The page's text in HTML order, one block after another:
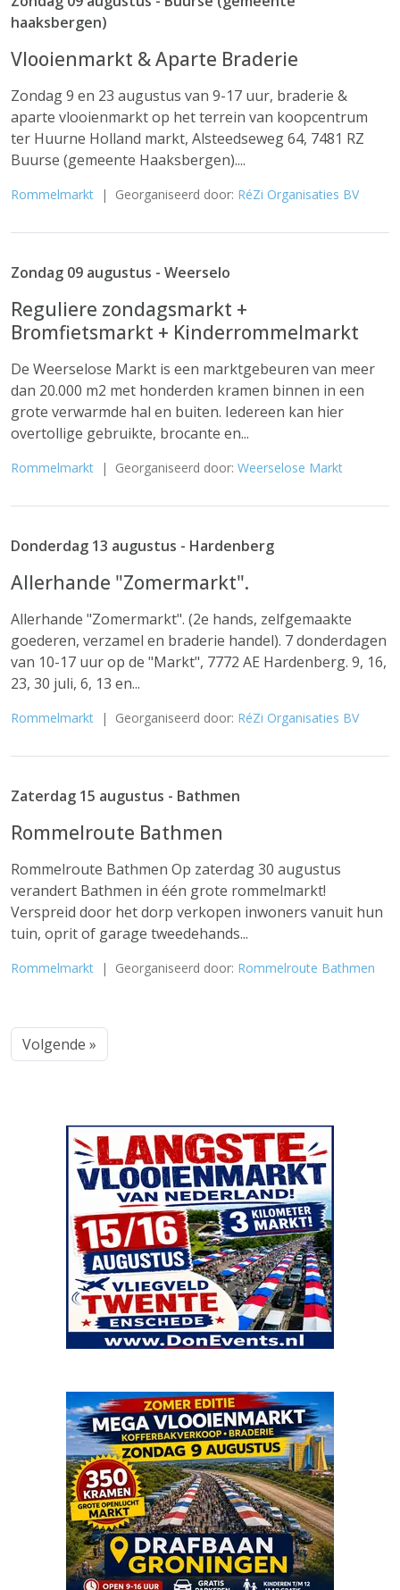
haaksbergen)
Vlooienmarkt & Aparte Braderie
Zondag 9 en 23 augustus van 9-17 uur, braderie &
aparte vlooienmarkt op het terrein van koopcentrum
ter Huurne Holland markt, Alsteedseweg 64, 7481 RZ
Buurse (gemeente Haaksbergen)....
Rommelmarkt | Georganiseerd door: RéZi Organisaties BV
Zondag 09 augustus - Weerselo
Reguliere zondagsmarkt +
Bromfietsmarkt + Kinderrommelmarkt
De Weerselose Markt is een marktgebeuren van meer
dan 20.000 m2 met honderden kramen binnen in een
grote verwarmde hal en buiten. Iedereen kan hier
overtollige gebruikte, brocante en...
Rommelmarkt | Georganiseerd door: Weerselose Markt
Donderdag 13 augustus - Hardenberg
Allerhande "Zomermarkt".
Allerhande "Zomermarkt". (2e hands, zelfgemaakte
goederen, verzamel en braderie handel). 7 donderdagen
van 10-17 uur op de "Markt", 7772 AE Hardenberg. 9, 16,
23, 30 juli, 6, 13 en...
Rommelmarkt | Georganiseerd door: RéZi Organisaties BV
Zaterdag 15 augustus - Bathmen
Rommelroute Bathmen
Rommelroute Bathmen Op zaterdag 30 augustus
verandert Bathmen in één grote rommelmarkt!
Verspreid door het dorp verkopen inwoners vanuit hun
tuin, oprit of garage tweedehands...
Rommelmarkt | Georganiseerd door: Rommelroute Bathmen
Volgende »